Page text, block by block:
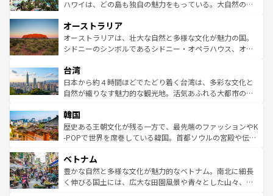
西部には大自然が広がり、グランドキャニオンやイエロー
部のニューオーリンズでは、音楽と美食が融合した独特の
文化が魅力。旅行者はアメリカの各地域で異なる魅力を楽
しみながら、その多様性と豊かな歴史を感じることができ
ならではの贅沢な旅のスタイルだ。 なお、新着のアメリカ
情報はコンテンツ一覧を参照してほしい。
ハワイは、どの島も独自の魅力をもっている。大自然の神
ワイ島は見逃せない。また、定番の観光地といえばオアフ
島だが、静かな自然を求めるならマウイ島やカウアイ島が
おすすめ。エメラルドグリーンに輝く海をはじめ、豊かな
れるおもてなしの心で訪れる人々を迎えてくれるハワイの
人々、おいしいローカルフードやハワイアンミュージッ
ク、伝統的なフラダンスなど、すべてがハワイの魅力を彩
ワイを、存分に味わってほしい。 なお、新着のハワイ情報
はコンテンツ一覧を参照してほしい。
オーストラリア
オーストラリアは、壮大な自然と多様な文化が魅力の国。
シドニーのシンボルであるシドニー・オペラハウス、オー
リアリーフや大陸中央部にそびえるウルル（エアーズロッ
ク）、タスマニアの美しい原生林やケアンズの熱帯雨林な
ど、見どころがたくさん。また、カフェやワイン、オージ
いる。アクティビティも充実しており、サーフィンやダイ
ビング、ハイキングなど、アウトドア好きにはたまらな
い。オーストラリアの多彩な魅力を存分に味わいつくそ
参照してほしい。
台湾
日本から約４時間ほどでたどり着く台湾は、多彩な文化と
自然が織りなす魅力的な観光地。活気あふれる大都市の台
ン）、静ひつな山岳地帯である台湾東部など、都市の喧騒
と山間の静けさが共存しており、訪れる人に新しい発見と
驚きをもたらしてくれる。また、奥深い台湾の食文化も魅
容にもいいと評判のスイーツなど、バラエティ豊かな料理
が味わえる。 なお、新着の台湾情報は コンテンツ一覧を参
照してほしい。
韓国
歴史ある王朝文化が残る一方で、最先端のファッションやK
-POPで世界を席巻している韓国。首都ソウルの宮殿や伝統
き、地方に足を延ばせば四季折々の自然美を楽しむことが
できる。そして、キムチや焼肉、絶品のストリートフード
まで、さまざまな韓国料理が待っている。夜には、韓国な
ベトナム
豊かな自然と多様な文化が魅力的なベトナム。南北に細長
く伸びる国土には、広大な田園風景や青々とした山々、世